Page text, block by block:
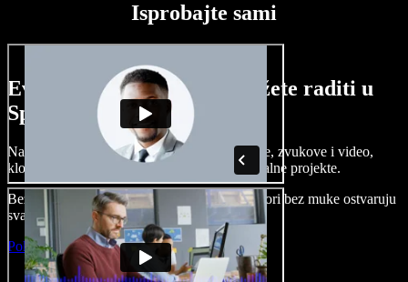
Isprobajte sami
Evo malog pregleda što možete raditi u
Speechify Studiju.
Napravite voice overe, dodajte besplatne slike, zvukove i video,
klonirajte svoj glas i složite sjajne audio-vizualne projekte.
Bez učenja i sve dostupno u pregledniku, autori bez muke ostvaruju
svaku kreativnu ideju.
Pokreni Studio